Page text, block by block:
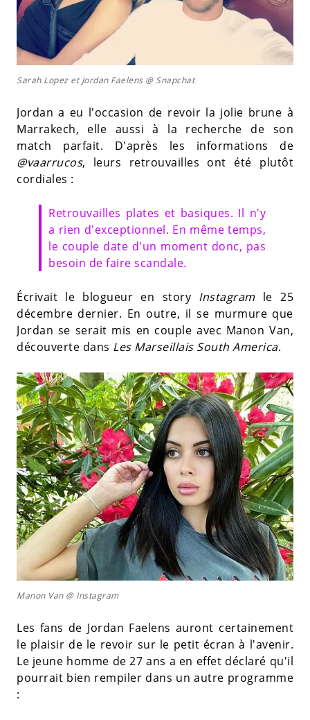
Sarah Lopez et Jordan Faelens @ Snapchat
Jordan a eu l'occasion de revoir la jolie brune à
Marrakech, elle aussi à la recherche de son
match parfait. D'après les informations de
@vaarrucos, leurs retrouvailles ont été plutôt
cordiales :
Retrouvailles plates et basiques. Il n'y
a rien d'exceptionnel. En même temps,
le couple date d'un moment donc, pas
besoin de faire scandale.
Écrivait le blogueur en story Instagramle 25
décembre dernier. En outre, il se murmure que
Jordan se serait mis en couple avec Manon Van,
découverte dans Les Marseillais South America.
Manon Van @ Instagram
Les fans de Jordan Faelens auront certainement
le plaisir de le revoir sur le petit écran à l'avenir.
Le jeune homme de 27 ans a en effet déclaré qu'il
pourrait bien rempiler dans un autre programme
: